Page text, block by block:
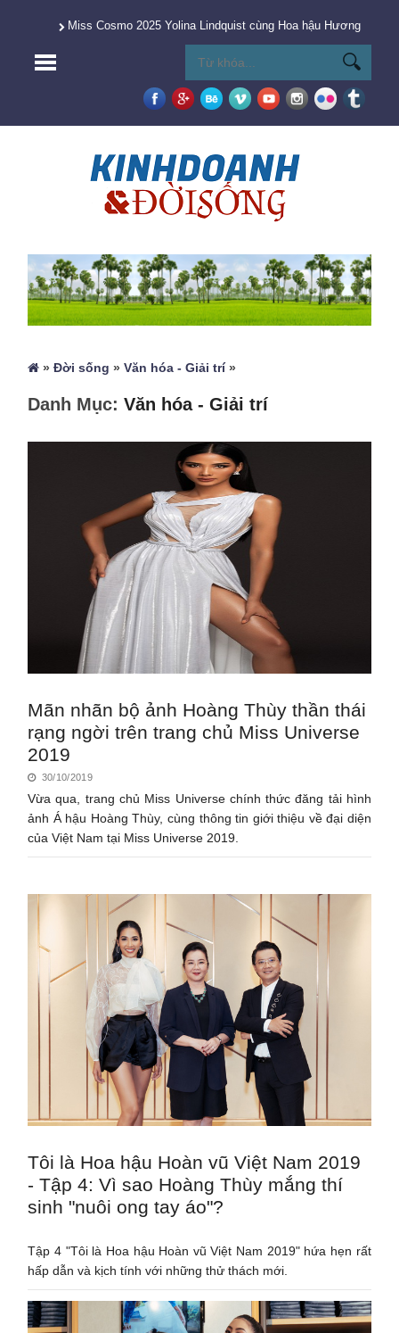
Miss Cosmo 2025 Yolina Lindquist cùng Hoa hậu Hương
»Đời sống »Văn hóa - Giải trí»
Danh Mục:Văn hóa - Giải trí
Mãn nhãn bộ ảnh Hoàng Thùy thần thái
rạng ngời trên trang chủ Miss Universe
2019
30/10/2019
Vừa qua, trang chủ Miss Universe chính thức đăng tải hình
ảnh Á hậu Hoàng Thùy, cùng thông tin giới thiệu về đại diện
của Việt Nam tại Miss Universe 2019.
Tôi là Hoa hậu Hoàn vũ Việt Nam 2019
- Tập 4: Vì sao Hoàng Thùy mắng thí
sinh "nuôi ong tay áo"?
Tập 4 "Tôi là Hoa hậu Hoàn vũ Việt Nam 2019" hứa hẹn rất
hấp dẫn và kịch tính với những thử thách mới.